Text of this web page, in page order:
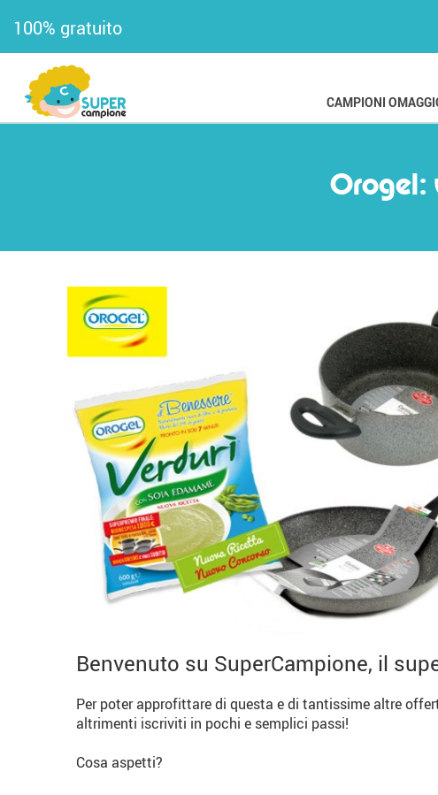
100% gratuito
CAMPIONI
Orogel:
Benvenuto su SuperCampione, il
Per poter approfittare di questa e di tantissime altre
altrimenti iscriviti in pochi e semplici passi!
Cosa aspetti?